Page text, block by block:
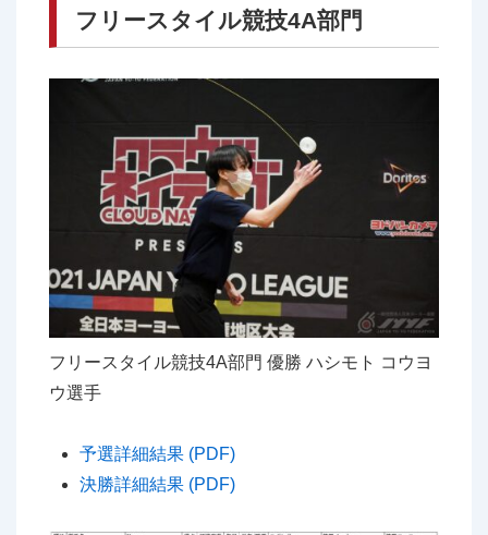
フリースタイル競技4A部門
フリースタイル競技4A部門 優勝 ハシモト コウヨ
ウ選手
予選詳細結果 (PDF)
決勝詳細結果 (PDF)